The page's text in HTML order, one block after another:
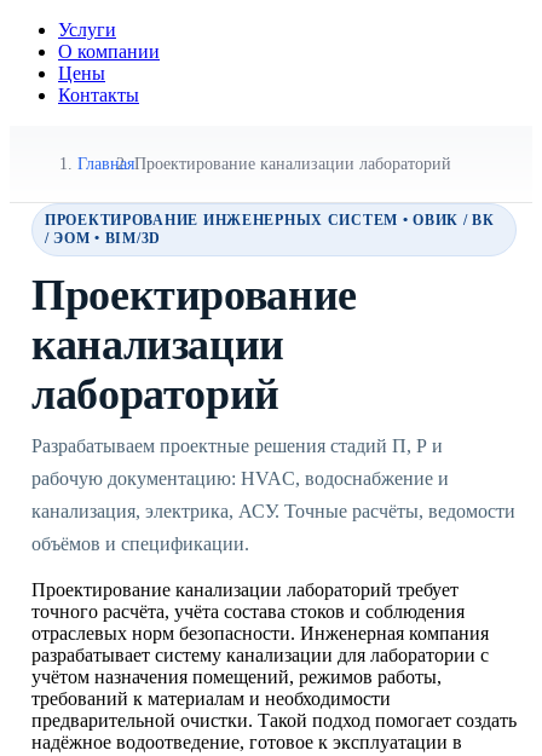
Услуги
О компании
Цены
Контакты
ГлавнаяПроектирование канализации лабораторий
ПРОЕКТИРОВАНИЕ ИНЖЕНЕРНЫХ СИСТЕМ • ОВИК / ВК
/ ЭОМ • BIM/3D
Проектирование
канализации
лабораторий
Разрабатываем проектные решения стадий П, Р и
рабочую документацию: HVAC, водоснабжение и
канализация, электрика, АСУ. Точные расчёты, ведомости
объёмов и спецификации.
Проектирование канализации лабораторий требует
точного расчёта, учёта состава стоков и соблюдения
отраслевых норм безопасности. Инженерная компания
разрабатывает систему канализации для лаборатории с
учётом назначения помещений, режимов работы,
требований к материалам и необходимости
предварительной очистки. Такой подход помогает создать
надёжное водоотведение, готовое к эксплуатации в